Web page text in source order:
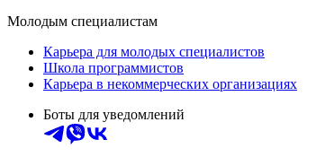
Молодым специалистам
Карьера для молодых специалистов
Школа программистов
Карьера в некоммерческих организациях
Боты для уведомлений